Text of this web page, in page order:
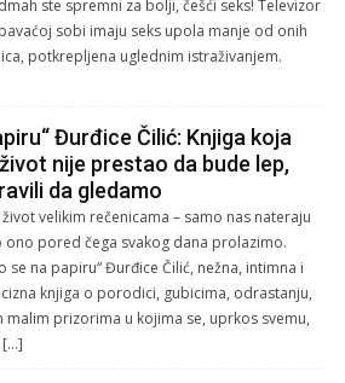
ste spremni za bolji, češći seks! Televizor
sobi imaju seks upola manje od onih
potkrepljena uglednim istraživanjem.
Đurđice Čilić: Knjiga koja
nije prestao da bude lep,
da gledamo
velikim rečenicama – samo nas nateraju
pored čega svakog dana prolazimo.
se na papiru“ Đurđice Čilić, nežna, intimna i
knjiga o porodici, gubicima, odrastanju,
malim prizorima u kojima se, uprkos svemu,
[…]